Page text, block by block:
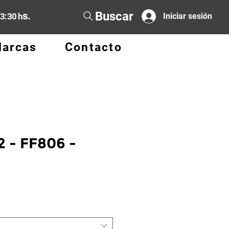
hs. Buscar Iniciar sesión
Contacto
- FF806 -